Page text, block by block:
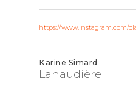
https://www.instagram.com/
Karine Simard
Lanaudière